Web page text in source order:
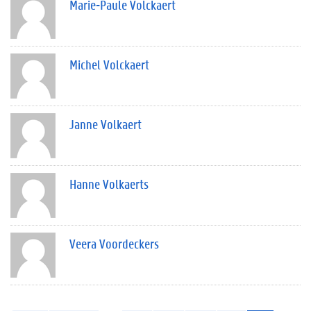
Marie-Paule Volckaert
Michel Volckaert
Janne Volkaert
Hanne Volkaerts
Veera Voordeckers